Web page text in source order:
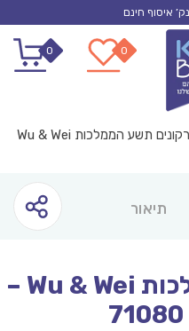
0
0
דרקונים תשע הממלכות Wu & Wei
תיאור
דרקונים תשע הממלכות Wu & Wei –